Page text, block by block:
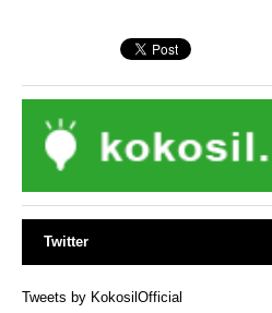
Twitter
Tweets by KokosilOfficial